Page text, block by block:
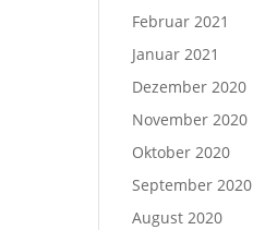
Februar 2021
Januar 2021
Dezember 2020
November 2020
Oktober 2020
September 2020
August 2020